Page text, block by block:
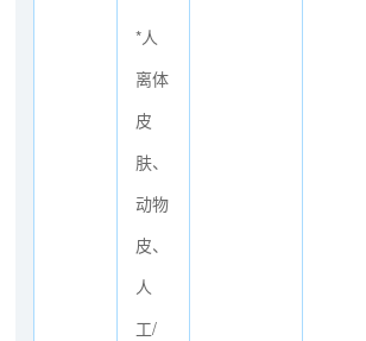
*人
离体
皮
肤、
动物
皮、
人
工/